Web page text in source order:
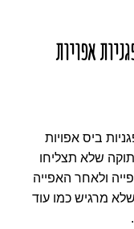
אפויות
ביס אפויות
שלא תצליחו
ולאחר האפייה
מרגיש כמו עוד